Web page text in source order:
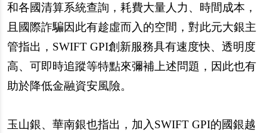
和各國清算系統查詢，耗費大量人力、時間成本，
且國際詐騙因此有趁虛而入的空間，對此元大銀主
管指出，SWIFT GPI創新服務具有速度快、透明度
高、可即時追蹤等特點來彌補上述問題，因此也有
助於降低金融資安風險。
玉山銀、華南銀也指出，加入SWIFT GPI的國銀越